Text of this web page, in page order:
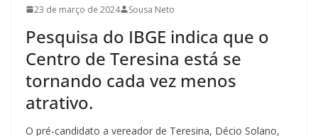
23 de março de 2024 Sousa Neto
Pesquisa do IBGE indica que o
Centro de Teresina está se
tornando cada vez menos
atrativo.
O pré-candidato a vereador de Teresina, Décio Solano,